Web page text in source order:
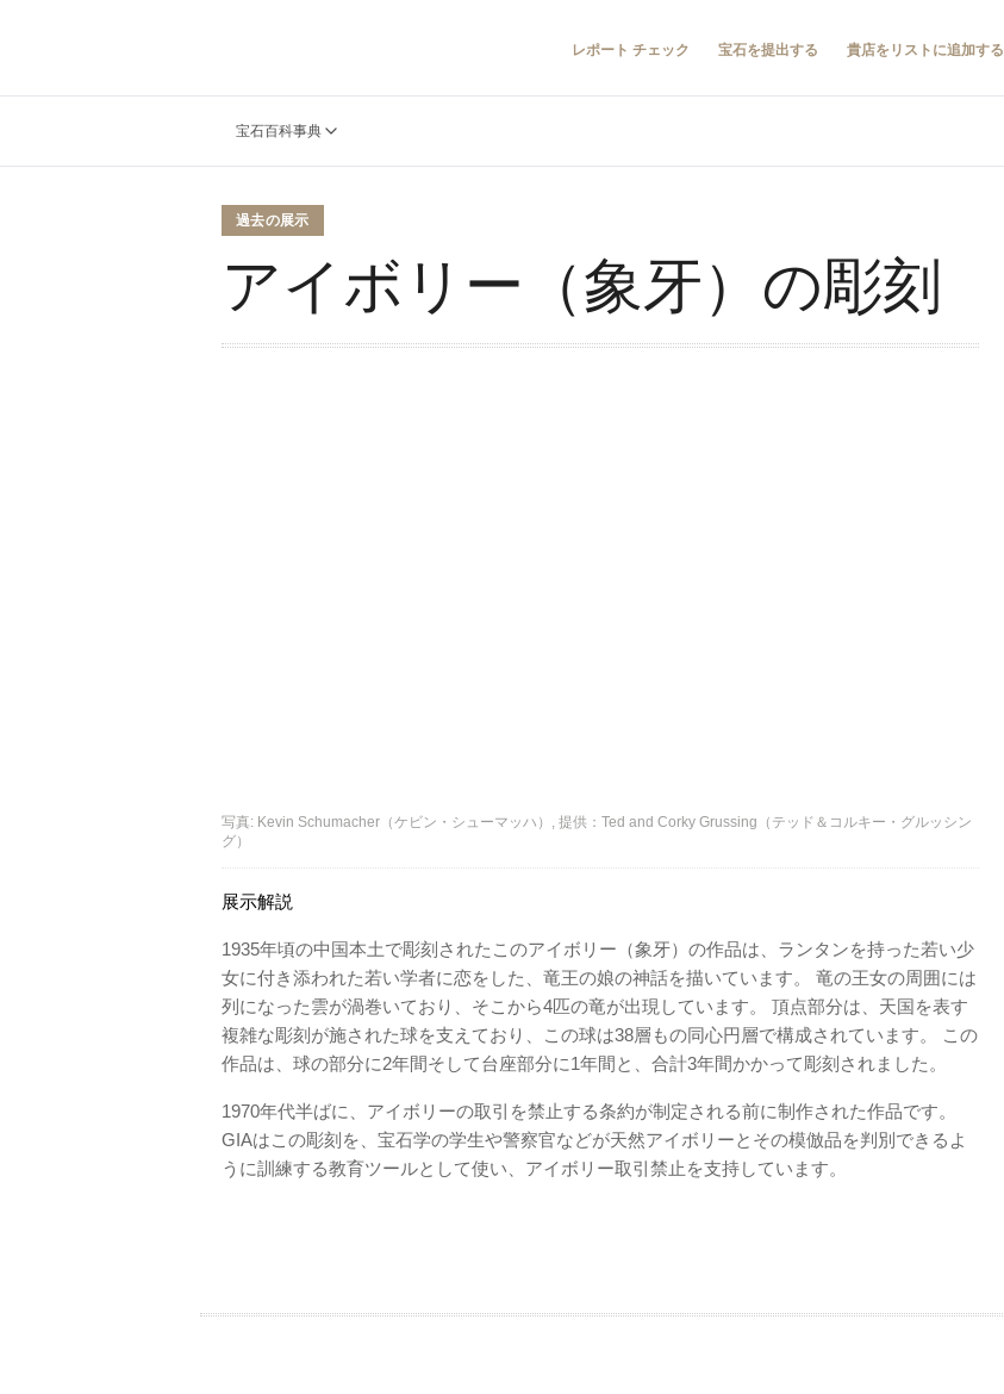
レポート チェック 宝石を提出する 貴店をリストに追加する
宝石百科事典
過去の展示
アイボリー（象牙）の彫刻
写真: Kevin Schumacher（ケビン・シューマッハ）, 提供：Ted and Corky Grussing（テッド＆コルキー・グルッシン
グ）
展示解説
1935年頃の中国本土で彫刻されたこのアイボリー（象牙）の作品は、ランタンを持った若い少
女に付き添われた若い学者に恋をした、竜王の娘の神話を描いています。 竜の王女の周囲には
列になった雲が渦巻いており、そこから4匹の竜が出現しています。 頂点部分は、天国を表す
複雑な彫刻が施された球を支えており、この球は38層もの同心円層で構成されています。 この
作品は、球の部分に2年間そして台座部分に1年間と、合計3年間かかって彫刻されました。
1970年代半ばに、アイボリーの取引を禁止する条約が制定される前に制作された作品です。
GIAはこの彫刻を、宝石学の学生や警察官などが天然アイボリーとその模倣品を判別できるよ
うに訓練する教育ツールとして使い、アイボリー取引禁止を支持しています。